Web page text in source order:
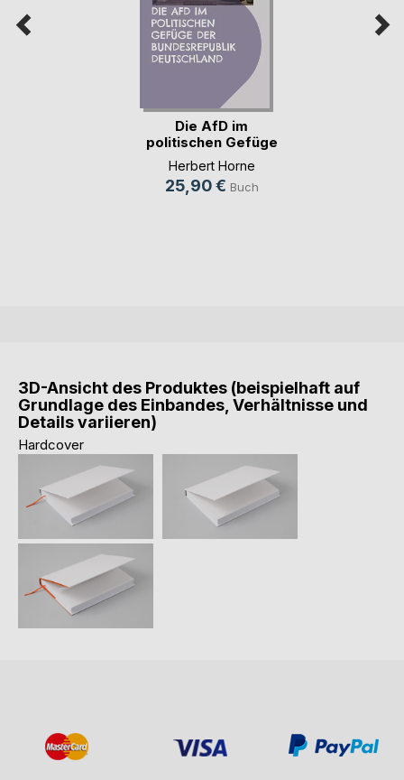
Die AfD im
politischen Gefüge
der (...)
Herbert Horne
25,90 € Buch
3D-Ansicht des Produktes (beispielhaft auf
Grundlage des Einbandes, Verhältnisse und
Details variieren)
Hardcover